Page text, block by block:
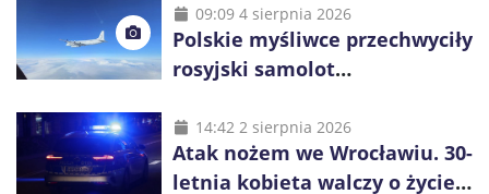
09:09 4 sierpnia 2026
Polskie myśliwce przechwyciły
rosyjski samolot
14:42 2 sierpnia 2026
Atak nożem we Wrocławiu. 30-
letnia kobieta walczy o życie,